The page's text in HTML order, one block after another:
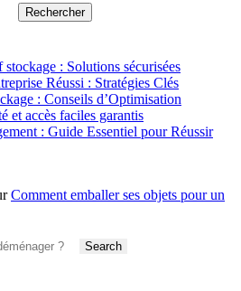
Rechercher
stockage : Solutions sécurisées
Réussi : Stratégies Clés
: Conseils d’Optimisation
et accès faciles garantis
: Guide Essentiel pour Réussir
Comment emballer ses objets pour un